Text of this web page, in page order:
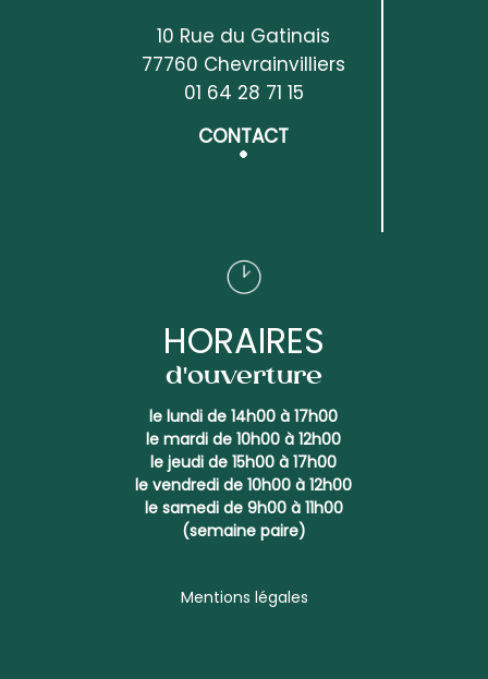
10 Rue du Gatinais
77760 Chevrainvilliers
01 64 28 71 15
CONTACT
HORAIRES
d'ouverture
le lundi de 14h00 à 17h00
le mardi de 10h00 à 12h00
le jeudi de 15h00 à 17h00
le vendredi de 10h00 à 12h00
le samedi de 9h00 à 11h00
(semaine paire)
Mentions légales